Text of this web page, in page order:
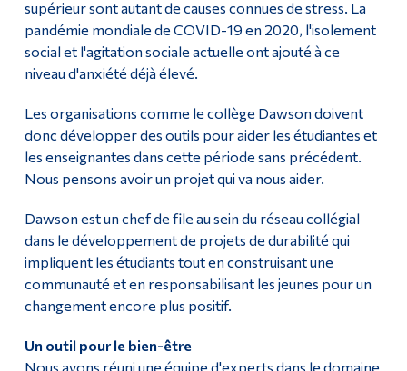
supérieur sont autant de causes connues de stress. La
pandémie mondiale de COVID-19 en 2020, l'isolement
social et l'agitation sociale actuelle ont ajouté à ce
niveau d'anxiété déjà élevé.
Les organisations comme le collège Dawson doivent
donc développer des outils pour aider les étudiantes et
les enseignantes dans cette période sans précédent.
Nous pensons avoir un projet qui va nous aider.
Dawson est un chef de file au sein du réseau collégial
dans le développement de projets de durabilité qui
impliquent les étudiants tout en construisant une
communauté et en responsabilisant les jeunes pour un
changement encore plus positif.
Un outil pour le bien-être
Nous avons réuni une équipe d'experts dans le domaine